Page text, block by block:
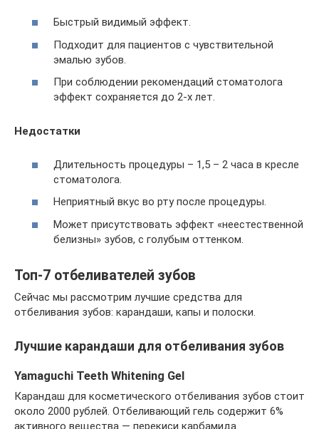
Быстрый видимый эффект.
Подходит для пациентов с чувствительной
эмалью зубов.
При соблюдении рекомендаций стоматолога
эффект сохраняется до 2-х лет.
Недостатки
Длительность процедуры – 1,5 – 2 часа в кресле
стоматолога.
Неприятный вкус во рту после процедуры.
Может присутствовать эффект «неестественной
белизны» зубов, с голубым оттенком.
Топ-7 отбеливателей зубов
Сейчас мы рассмотрим лучшие средства для
отбеливания зубов: карандаши, капы и полоски.
Лучшие карандаши для отбеливания зубов
Yamaguchi Teeth Whitening Gel
Карандаш для косметического отбеливания зубов стоит
около 2000 рублей. Отбеливающий гель содержит 6%
активного вещества — перекиси карбамида.